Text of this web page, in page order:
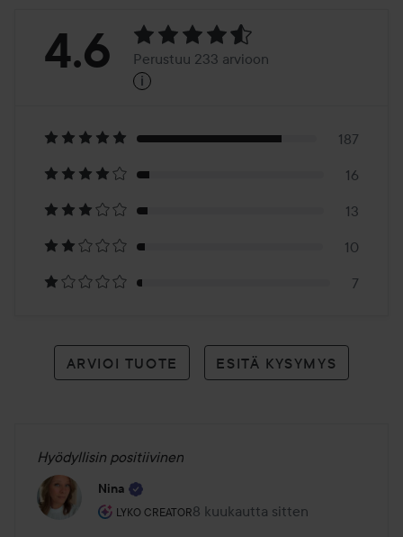
Arvosana:
Perustuu
233
arvioon
4.6 Perustuu 233 arvioon
i
187
16
13
10
7
ARVIOI TUOTE ESITÄ KYSYMYS
Hyödyllisin positiivinen
Nina
LYKO CREATOR
Käyttäjän rooli: Lyko Creator.
8 kuukautta sitten
Viesti luotiin 8 kuukautta sitten